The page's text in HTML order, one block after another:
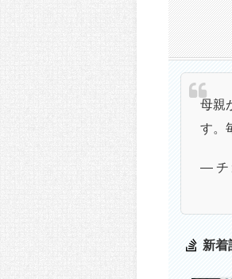
母親
す。
— チ
新着